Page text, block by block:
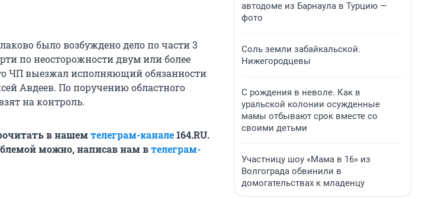
было возбуждено дело по части 3
по неосторожности двум или более
ЧП выезжал исполняющий обязанности
Авдеев. По поручению областного
на контроль.
в нашемтелеграм-канале164.RU.
можно, написав нам втелеграм-
автодоме из Барнаула в Турцию —
фото
Соль земли забайкальской.
Нижегородцевы
С рождения в неволе. Как в
уральской колонии осужденные
мамы отбывают срок вместе со
своими детьми
Участницу шоу «Мама в 16» из
Волгограда обвинили в
домогательствах к младенцу